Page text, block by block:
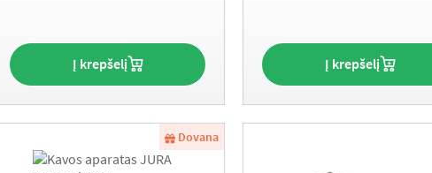
Į krepšelį
109.00€.
Į krepšelį
Dovana